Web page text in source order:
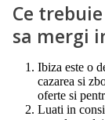
Ce
sa mergi
Ibiza este o
cazarea si
oferte si
Luati in